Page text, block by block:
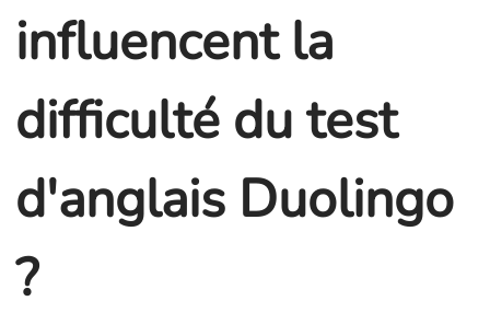
influencent la
difficulté du test
d'anglais Duolingo
?